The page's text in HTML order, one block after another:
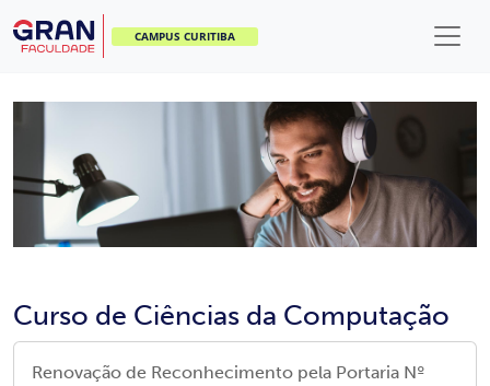
CAMPUS CURITIBA
Curso de Ciências da Computação
Renovação de Reconhecimento pela Portaria Nº